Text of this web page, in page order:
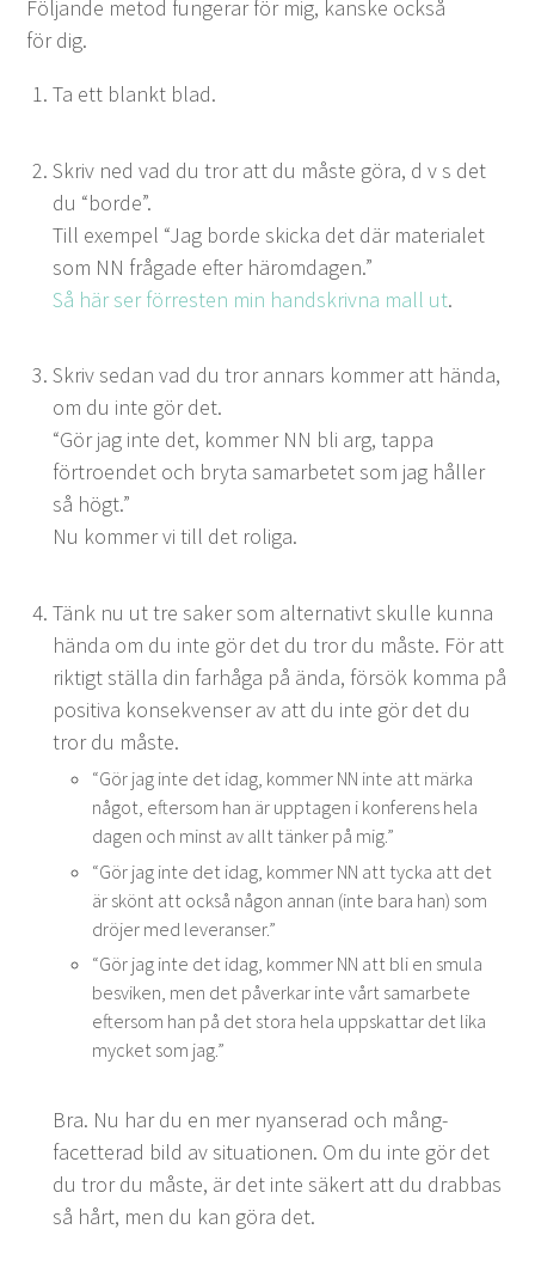
Föl­jande metod funger­ar för mig, kanske ock­så
för dig.
Ta ett blankt blad.
Skriv ned vad du tror att du måste göra, d v s det
du “bor­de”.
Till exem­pel “Jag bor­de skic­ka det där mate­ri­alet
som NN frå­gade efter häromdagen.”
Så här ser för­resten min hand­skriv­na mall ut.
Skriv sedan vad du tror annars kom­mer att hän­da,
om du inte gör det.
“Gör jag inte det, kom­mer NN bli arg, tap­pa
förtroen­det och bry­ta samar­betet som jag håller
så högt.”
Nu kom­mer vi till det roliga.
Tänk nu ut tre sak­er som alter­na­tivt skulle kun­na
hän­da om du inte gör det du tror du måste. För att
rik­tigt stäl­la din farhå­ga på ända, försök kom­ma på
pos­i­ti­va kon­sekvenser av att du inte gör det du
tror du måste.
“Gör jag inte det idag, kom­mer NN inte att mär­ka
något, efter­som han är upp­ta­gen i kon­fer­ens hela
dagen och minst av allt tänker på mig.”
“Gör jag inte det idag, kom­mer NN att tyc­ka att det
är skönt att ock­så någon annan (inte bara han) som
drö­jer med leveranser.”
“Gör jag inte det idag, kom­mer NN att bli en smu­la
besviken, men det påverkar inte vårt samar­bete
efter­som han på det sto­ra hela upp­skat­tar det lika
myck­et som jag.”
Bra. Nu har du en mer nyanser­ad och mång­
facetter­ad bild av sit­u­a­tio­nen. Om du inte gör det
du tror du måste, är det inte säk­ert att du drab­bas
så hårt, men du kan göra det.